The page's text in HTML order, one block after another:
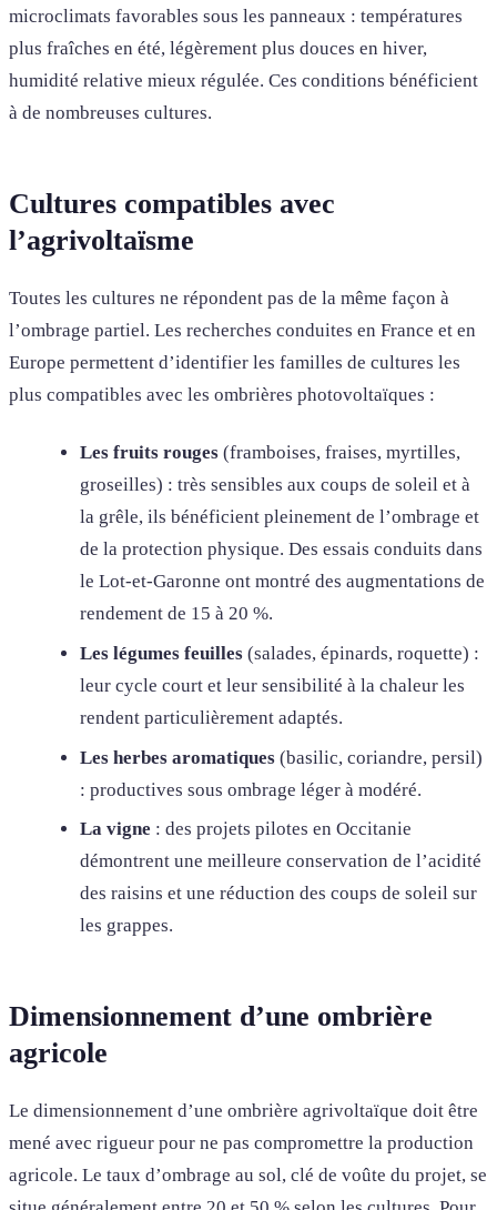
microclimats favorables sous les panneaux : températures
plus fraîches en été, légèrement plus douces en hiver,
humidité relative mieux régulée. Ces conditions bénéficient
à de nombreuses cultures.
Cultures compatibles avec
l’agrivoltaïsme
Toutes les cultures ne répondent pas de la même façon à
l’ombrage partiel. Les recherches conduites en France et en
Europe permettent d’identifier les familles de cultures les
plus compatibles avec les ombrières photovoltaïques :
Les fruits rouges(framboises, fraises, myrtilles,
groseilles) : très sensibles aux coups de soleil et à
la grêle, ils bénéficient pleinement de l’ombrage et
de la protection physique. Des essais conduits dans
le Lot-et-Garonne ont montré des augmentations de
rendement de 15 à 20 %.
Les légumes feuilles(salades, épinards, roquette) :
leur cycle court et leur sensibilité à la chaleur les
rendent particulièrement adaptés.
Les herbes aromatiques(basilic, coriandre, persil)
: productives sous ombrage léger à modéré.
La vigne : des projets pilotes en Occitanie
démontrent une meilleure conservation de l’acidité
des raisins et une réduction des coups de soleil sur
les grappes.
Dimensionnement d’une ombrière
agricole
Le dimensionnement d’une ombrière agrivoltaïque doit être
mené avec rigueur pour ne pas compromettre la production
agricole. Le taux d’ombrage au sol, clé de voûte du projet, se